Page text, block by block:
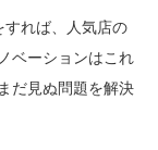
すれば、人気店の
ベーションはこれ
だ見ぬ問題を解決